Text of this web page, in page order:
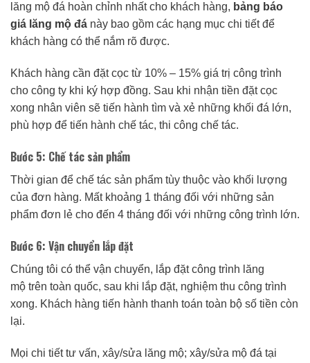
lăng mộ đá hoàn chỉnh nhất cho khách hàng, bảng báo
giá lăng mộ đá này bao gồm các hạng mục chi tiết để
khách hàng có thể nắm rõ được.
Khách hàng cần đặt cọc từ 10% – 15% giá trị công trình
cho công ty khi ký hợp đồng. Sau khi nhận tiền đặt cọc
xong nhân viên sẽ tiến hành tìm và xẻ những khối đá lớn,
phù hợp để tiến hành chế tác, thi công chế tác.
Bước 5: Chế tác sản phẩm
Thời gian để chế tác sản phẩm tùy thuộc vào khối lượng
của đơn hàng. Mất khoảng 1 tháng đối với những sản
phẩm đơn lẻ cho đến 4 tháng đối với những công trình lớn.
Bước 6: Vận chuyển lắp đặt
Chúng tôi có thể vận chuyển, lắp đặt công trình lăng
mộ trên toàn quốc, sau khi lắp đặt, nghiệm thu công trình
xong. Khách hàng tiến hành thanh toán toàn bộ số tiền còn
lại.
Mọi chi tiết tư vấn, xây/sửa lăng mộ; xây/sửa mộ đá tại